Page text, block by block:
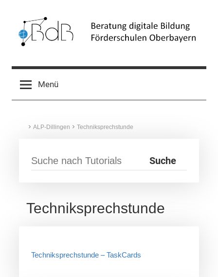
springen
Beratung
digitale
Menü
ALP-Dillingen Techniksprechstunde
Techniksprechstunde
Techniksprechstunde – TaskCards